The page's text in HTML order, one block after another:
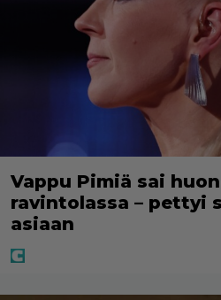
Vappu Pimiä sai
ravintolassa – pettyi
asiaan